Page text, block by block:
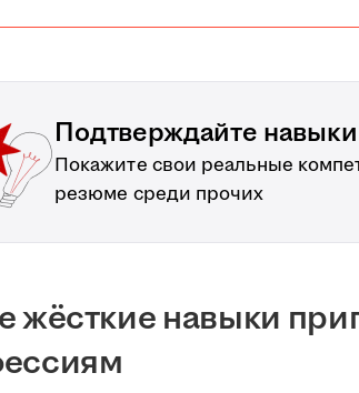
Подтверждайте навыки
Покажите свои реальные
резюме среди прочих
жёсткие навыки